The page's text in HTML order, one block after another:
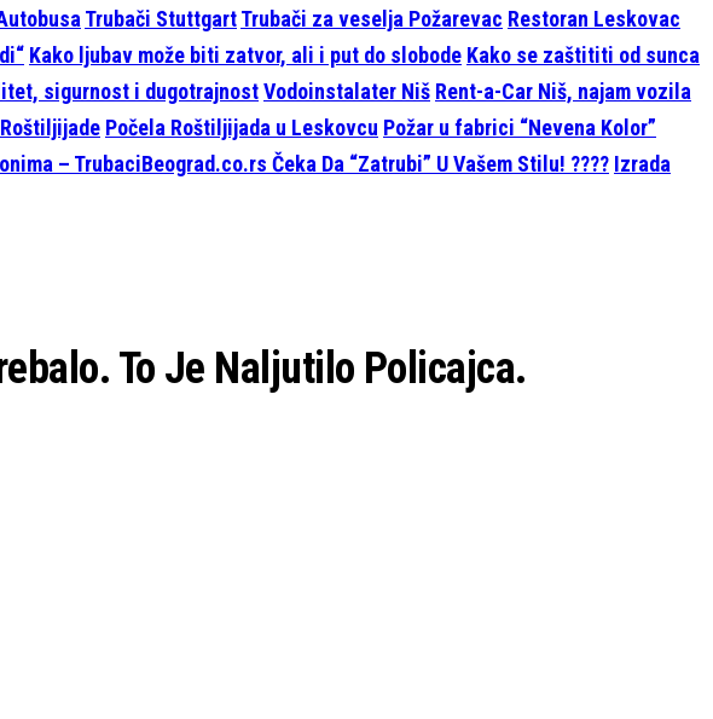
Trubači StuttgartTrubači za veselja Požarevac Restoran Leskovac
Kako ljubav može biti zatvor, ali i put do slobode Kako se zaštititi od sunca
sigurnost i dugotrajnostVodoinstalater Niš Rent-a-Car Niš, najam vozila
Počela Roštiljijada u Leskovcu Požar u fabrici “Nevena Kolor”
– TrubaciBeograd.co.rs Čeka Da “Zatrubi” U Vašem Stilu! ???? Izrada
To Je Naljutilo Policajca.